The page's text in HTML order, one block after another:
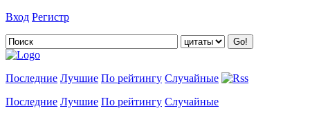
Вход Регистр
Последние Лучшие По рейтингу Случайные
Последние Лучшие По рейтингу Случайные